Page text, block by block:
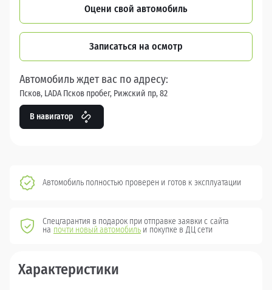
Оцени свой автомобиль
Записаться на осмотр
Автомобиль ждет вас по адресу:
Псков, LADA Псков пробег, Рижский пр, 82
В навигатор
Автомобиль полностью проверен и готов к эксплуатации
Спецгарантия в подарок при отправке заявки с сайта
на почти новый автомобиль и покупке в ДЦ сети
Характеристики